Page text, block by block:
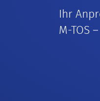
Ihr
M-TOS –